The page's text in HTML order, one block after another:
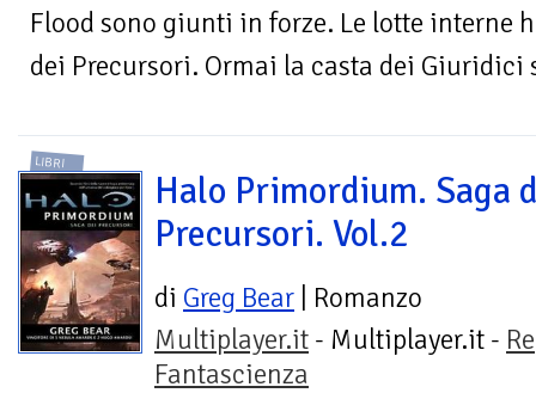
Flood sono giunti in forze. Le lotte interne
dei Precursori. Ormai la casta dei Giuridici
LIBRI
Halo Primordium. Saga
Precursori. Vol.2
di Greg Bear | Romanzo
Multiplayer.it - Multiplayer.it -
Fantascienza